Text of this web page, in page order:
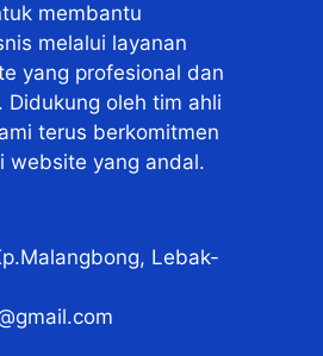
membantu
melalui layanan
yang profesional dan
Didukung oleh tim ahli
terus berkomitmen
website yang andal.
Lebak-